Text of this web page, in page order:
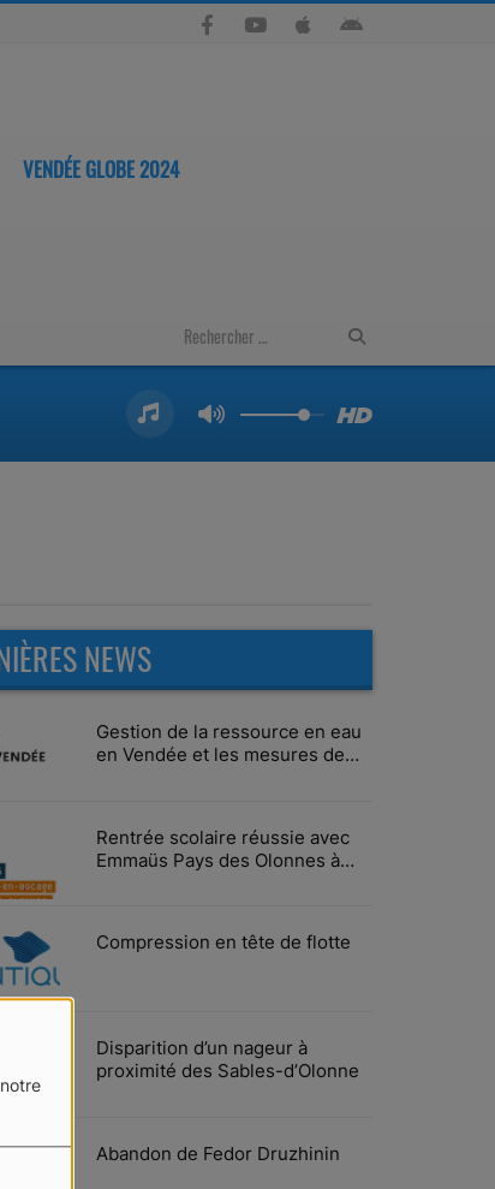
VENDÉE GLOBE 2024
NEWS
Gestion de la ressource en eau
en Vendée et les mesures de
Rentrée scolaire réussie avec
Emmaüs Pays des Olonnes à
Compression en tête de flotte
Disparition d’un nageur à
proximité des Sables-d’Olonne
Abandon de Fedor Druzhinin